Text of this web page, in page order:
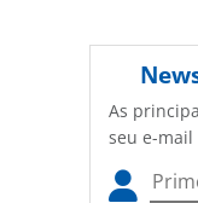
As
seu e-mail